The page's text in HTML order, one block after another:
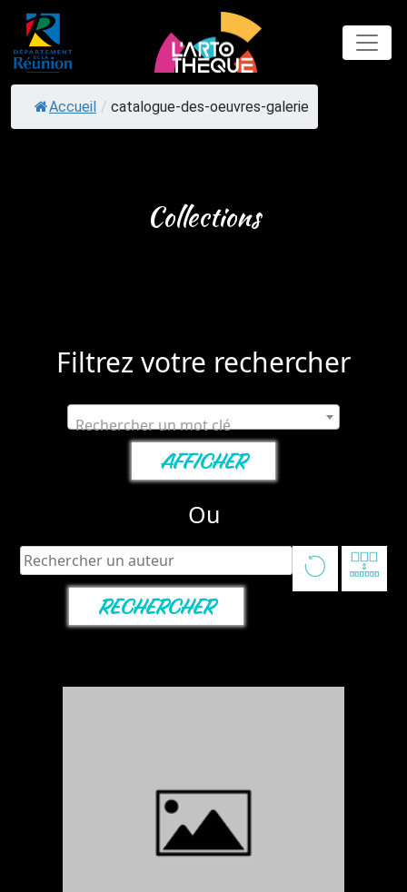
Skip
content
Accueil / catalogue-des-oeuvres-galerie
Collections
Filtrez votre rechercher
Rechercher un mot clé
Ou